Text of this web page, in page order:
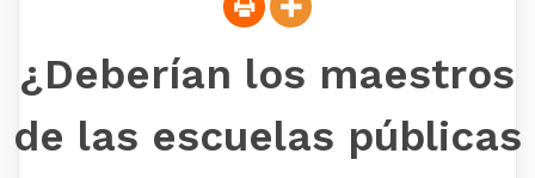
¿Deberían los maestros
de las escuelas públicas